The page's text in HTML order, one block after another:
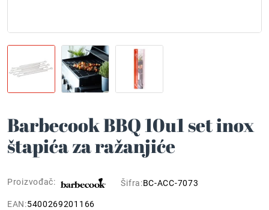
Barbecook BBQ 10u1 set inox
štapića za ražanjiće
Proizvođač: Šifra:BC-ACC-7073
EAN:5400269201166